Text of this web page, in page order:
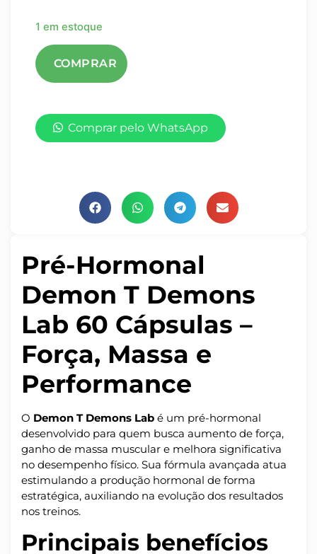
Pré-Hormonal
Demon T Demons
Lab 60 Cápsulas –
Força, Massa e
Performance
O Demon T Demons Lab é um pré-hormonal
desenvolvido para quem busca aumento de força,
ganho de massa muscular e melhora significativa
no desempenho físico. Sua fórmula avançada atua
estimulando a produção hormonal de forma
estratégica, auxiliando na evolução dos resultados
nos treinos.
Principais benefícios
1 em estoque
Comprar pelo WhatsApp